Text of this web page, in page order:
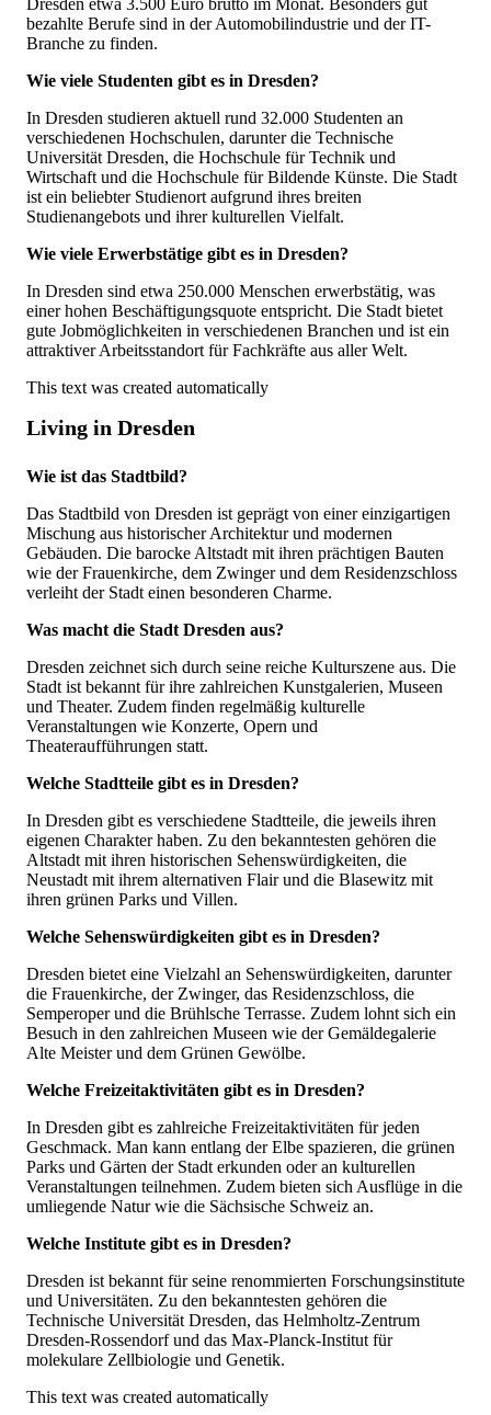
Dresden etwa 3.500 Euro brutto im Monat. Besonders gut
bezahlte Berufe sind in der Automobilindustrie und der IT-
Branche zu finden.
Wie viele Studenten gibt es in Dresden?
In Dresden studieren aktuell rund 32.000 Studenten an
verschiedenen Hochschulen, darunter die Technische
Universität Dresden, die Hochschule für Technik und
Wirtschaft und die Hochschule für Bildende Künste. Die Stadt
ist ein beliebter Studienort aufgrund ihres breiten
Studienangebots und ihrer kulturellen Vielfalt.
Wie viele Erwerbstätige gibt es in Dresden?
In Dresden sind etwa 250.000 Menschen erwerbstätig, was
einer hohen Beschäftigungsquote entspricht. Die Stadt bietet
gute Jobmöglichkeiten in verschiedenen Branchen und ist ein
attraktiver Arbeitsstandort für Fachkräfte aus aller Welt.
This text was created automatically
Living in Dresden
Wie ist das Stadtbild?
Das Stadtbild von Dresden ist geprägt von einer einzigartigen
Mischung aus historischer Architektur und modernen
Gebäuden. Die barocke Altstadt mit ihren prächtigen Bauten
wie der Frauenkirche, dem Zwinger und dem Residenzschloss
verleiht der Stadt einen besonderen Charme.
Was macht die Stadt Dresden aus?
Dresden zeichnet sich durch seine reiche Kulturszene aus. Die
Stadt ist bekannt für ihre zahlreichen Kunstgalerien, Museen
und Theater. Zudem finden regelmäßig kulturelle
Veranstaltungen wie Konzerte, Opern und
Theateraufführungen statt.
Welche Stadtteile gibt es in Dresden?
In Dresden gibt es verschiedene Stadtteile, die jeweils ihren
eigenen Charakter haben. Zu den bekanntesten gehören die
Altstadt mit ihren historischen Sehenswürdigkeiten, die
Neustadt mit ihrem alternativen Flair und die Blasewitz mit
ihren grünen Parks und Villen.
Welche Sehenswürdigkeiten gibt es in Dresden?
Dresden bietet eine Vielzahl an Sehenswürdigkeiten, darunter
die Frauenkirche, der Zwinger, das Residenzschloss, die
Semperoper und die Brühlsche Terrasse. Zudem lohnt sich ein
Besuch in den zahlreichen Museen wie der Gemäldegalerie
Alte Meister und dem Grünen Gewölbe.
Welche Freizeitaktivitäten gibt es in Dresden?
In Dresden gibt es zahlreiche Freizeitaktivitäten für jeden
Geschmack. Man kann entlang der Elbe spazieren, die grünen
Parks und Gärten der Stadt erkunden oder an kulturellen
Veranstaltungen teilnehmen. Zudem bieten sich Ausflüge in die
umliegende Natur wie die Sächsische Schweiz an.
Welche Institute gibt es in Dresden?
Dresden ist bekannt für seine renommierten Forschungsinstitute
und Universitäten. Zu den bekanntesten gehören die
Technische Universität Dresden, das Helmholtz-Zentrum
Dresden-Rossendorf und das Max-Planck-Institut für
molekulare Zellbiologie und Genetik.
This text was created automatically